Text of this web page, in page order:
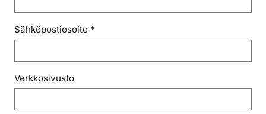
Sähköpostiosoite *
Verkkosivusto